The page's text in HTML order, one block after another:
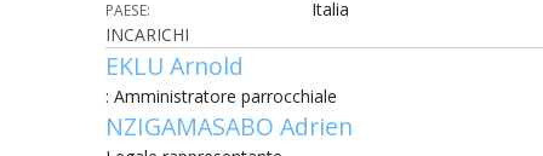
PAESE:
Italia
INCARICHI
EKLU Arnold
: Amministratore parrocchiale
NZIGAMASABO Adrien